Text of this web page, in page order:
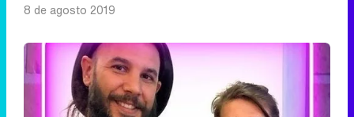
8 de agosto 2019